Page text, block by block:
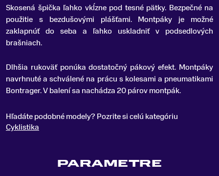
Skosená špička ľahko vkĺzne pod tesné pätky. Bezpečné na
použitie s bezdušovými plášťami. Montpáky je možné
zaklapnúť do seba a ľahko uskladniť v podsedlových
brašniach.
Dlhšia rukoväť ponúka dostatočný pákový efekt. Montpáky
navrhnuté a schválené na prácu s kolesami a pneumatikami
Bontrager. V balení sa nachádza 20 párov montpák.
Hľadáte podobné modely? Pozrite si celú kategóriu
Cyklistika
PARAMETRE